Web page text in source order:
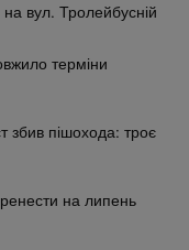
вул. Тролейбусній
терміни
збив пішохода: троє
на липень